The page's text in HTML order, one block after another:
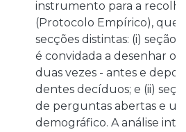
instrumento para a
(Protocolo Empírico), que
secções distintas: (i) seção
é convidada a desenhar o
duas vezes - antes e
dentes decíduos; e (ii)
de perguntas abertas e
demográfico. A análise